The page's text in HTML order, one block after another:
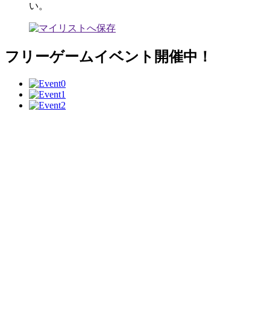
い。
フリーゲームイベント開催中！